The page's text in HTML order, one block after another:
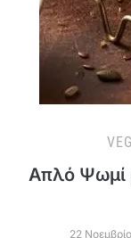
Απλό Ψωμί
22